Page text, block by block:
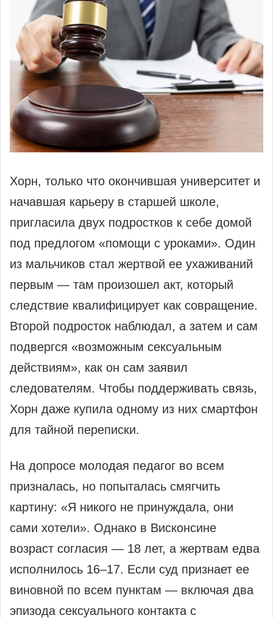
Хорн, только что окончившая университет и
начавшая карьеру в старшей школе,
пригласила двух подростков к себе домой
под предлогом «помощи с уроками». Один
из мальчиков стал жертвой ее ухаживаний
первым — там произошел акт, который
следствие квалифицирует как совращение.
Второй подросток наблюдал, а затем и сам
подвергся «возможным сексуальным
действиям», как он сам заявил
следователям. Чтобы поддерживать связь,
Хорн даже купила одному из них смартфон
для тайной переписки.
На допросе молодая педагог во всем
призналась, но попыталась смягчить
картину: «Я никого не принуждала, они
сами хотели». Однако в Висконсине
возраст согласия — 18 лет, а жертвам едва
исполнилось 16–17. Если суд признает ее
виновной по всем пунктам — включая два
эпизода сексуального контакта с